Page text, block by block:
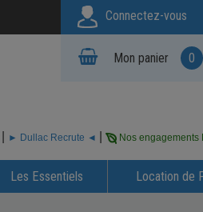
Connectez-vous
Mon panier 0
► Dullac Recrute ◄ Nos engagements
Les Essentiels Location de